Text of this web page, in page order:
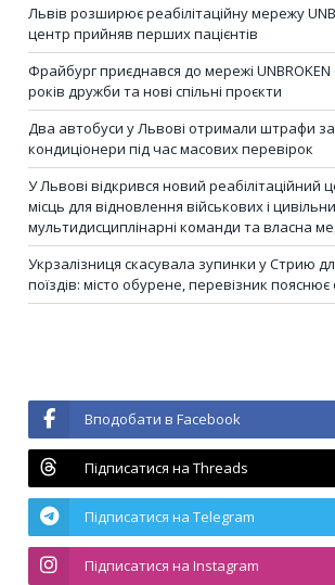
Львів розширює реабілітаційну мережу
центр прийняв перших пацієнтів
Фрайбург приєднався до мережі
років дружби та нові спільні проєкти
Два автобуси у Львові отримали штрафи за
кондиціонери під час масових перевірок
У Львові відкрився новий реабілітаційний
місць для відновлення військових і
мультидисциплінарні команди та власна
Укрзалізниця скасувала зупинки у Стрию
поїздів: місто обурене, перевізник пояснює
Вподобати в Facebook
Підписатися на Threads
Підписатися на Telegram
Підписатися на Instagram